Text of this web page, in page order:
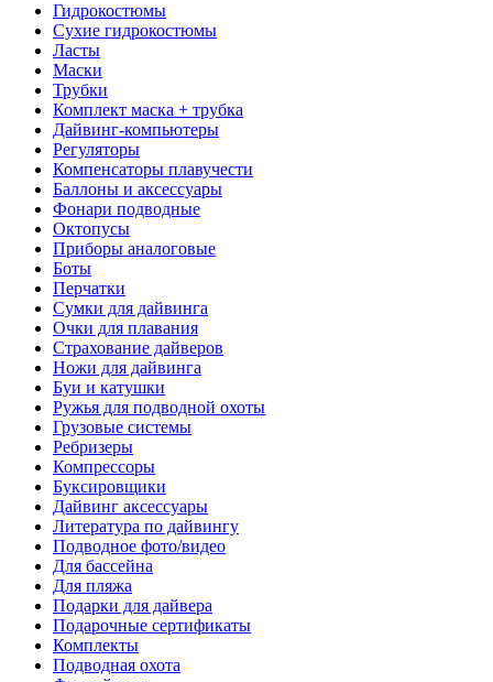
Гидрокостюмы
Сухие гидрокостюмы
Ласты
Маски
Трубки
Комплект маска + трубка
Дайвинг-компьютеры
Регуляторы
Компенсаторы плавучести
Баллоны и аксессуары
Фонари подводные
Октопусы
Приборы аналоговые
Боты
Перчатки
Сумки для дайвинга
Очки для плавания
Страхование дайверов
Ножи для дайвинга
Буи и катушки
Ружья для подводной охоты
Грузовые системы
Ребризеры
Компрессоры
Буксировщики
Дайвинг аксессуары
Литература по дайвингу
Подводное фото/видео
Для бассейна
Для пляжа
Подарки для дайвера
Подарочные сертификаты
Комплекты
Подводная охота